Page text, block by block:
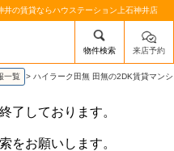
の賃貸ならハウステーション上石神井店
head-logo.png
物件検索 来店予約
一覧 > ハイラーク田無 田無の2DK賃貸マン
了しております。
をお願いします。